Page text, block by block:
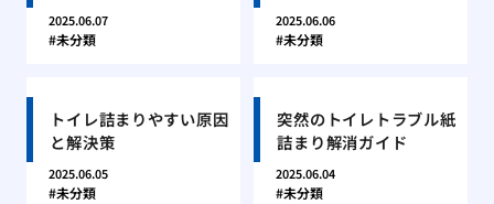
2025.06.07
未分類
2025.06.06
未分類
トイレ詰まりやすい原因
と解決策
2025.06.05
未分類
突然のトイレトラブル紙
詰まり解消ガイド
2025.06.04
未分類